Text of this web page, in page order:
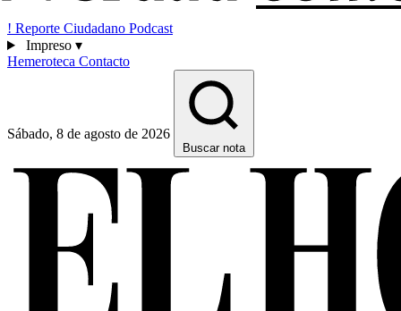
! Reporte Ciudadano Podcast
Impreso ▾
Hemeroteca Contacto
Sábado, 8 de agosto de 2026
Buscar nota